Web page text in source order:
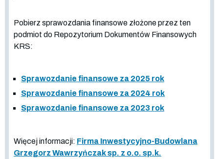
Pobierz sprawozdania finansowe złożone przez ten
podmiot do Repozytorium Dokumentów Finansowych
KRS:
Sprawozdanie finansowe za 2025 rok
Sprawozdanie finansowe za 2024 rok
Sprawozdanie finansowe za 2023 rok
Więcej informacji: Firma Inwestycyjno-Budowlana
Grzegorz Wawrzyńczak sp. z o.o. sp.k.